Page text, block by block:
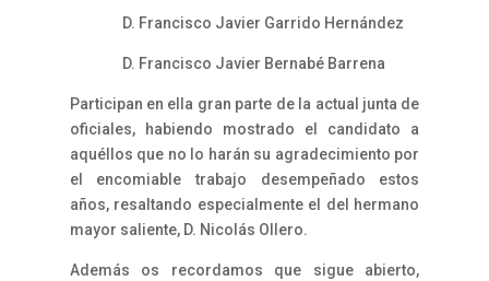
D. Francisco Javier Garrido Hernández
D. Francisco Javier Bernabé Barrena
Participan en ella gran parte de la actual junta de
oficiales, habiendo mostrado el candidato a
aquéllos que no lo harán su agradecimiento por
el encomiable trabajo desempeñado estos
años, resaltando especialmente el del hermano
mayor saliente, D. Nicolás Ollero.
Además os recordamos que sigue abierto,